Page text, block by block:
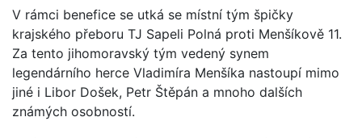
V rámci benefice se utká se místní tým špičky
krajského přeboru TJ Sapeli Polná proti Menšíkově 11.
Za tento jihomoravský tým vedený synem
legendárního herce Vladimíra Menšíka nastoupí mimo
jiné i Libor Došek, Petr Štěpán a mnoho dalších
známých osobností.